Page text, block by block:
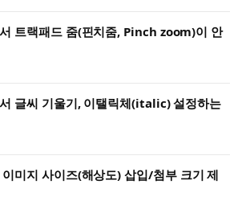
트랙패드 줌(핀치줌, Pinch zoom)이 안
글씨 기울기, 이탤릭체(italic) 설정하는
미지 사이즈(해상도) 삽입/첨부 크기 제